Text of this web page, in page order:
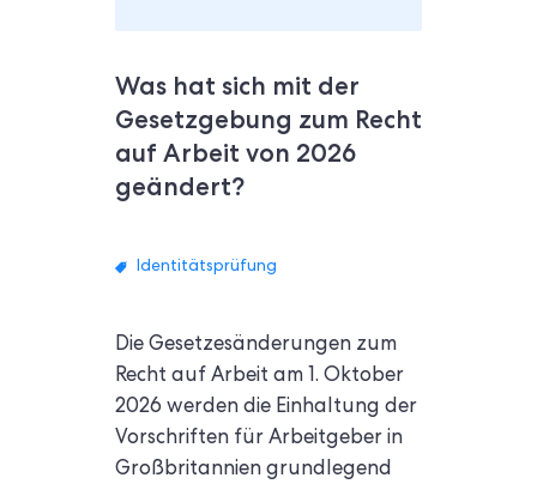
Was hat sich mit der
Gesetzgebung zum Recht
auf Arbeit von 2026
geändert?
Identitätsprüfung
Die Gesetzesänderungen zum
Recht auf Arbeit am 1. Oktober
2026 werden die Einhaltung der
Vorschriften für Arbeitgeber in
Großbritannien grundlegend